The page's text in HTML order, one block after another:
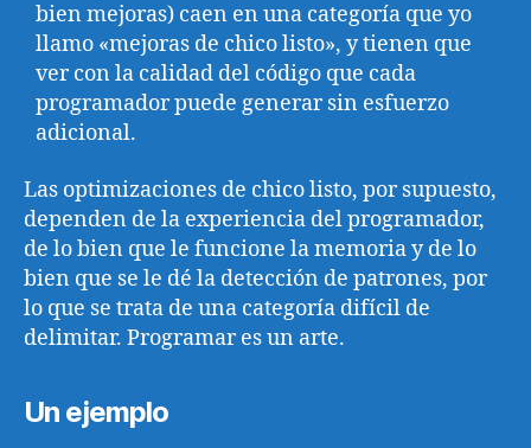
bien mejoras) caen en una categoría que yo
llamo «mejoras de chico listo», y tienen que
ver con la calidad del código que cada
programador puede generar sin esfuerzo
adicional.
Las optimizaciones de chico listo, por supuesto,
dependen de la experiencia del programador,
de lo bien que le funcione la memoria y de lo
bien que se le dé la detección de patrones, por
lo que se trata de una categoría difícil de
delimitar. Programar es un arte.
Un ejemplo